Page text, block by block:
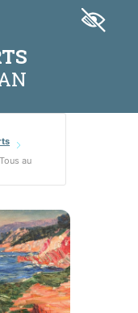
Tous au